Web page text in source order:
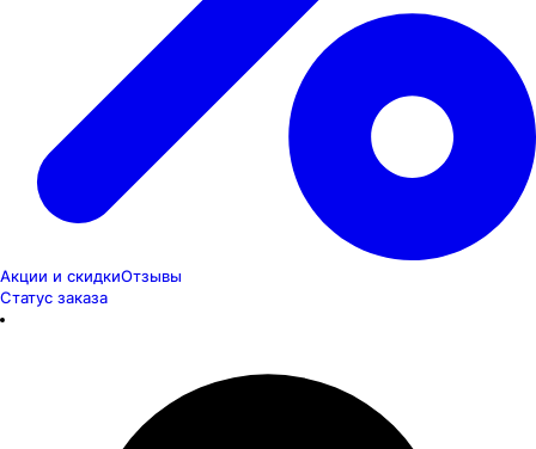
Акции и скидкиОтзывы
Статус заказа